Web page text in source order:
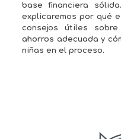
base financiera
explicaremos por qué
consejos útiles
ahorros adecuada y
niñas en el proceso.